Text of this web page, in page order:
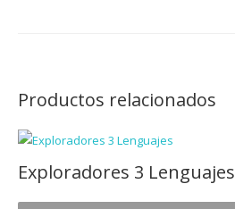
Productos relacionados
Exploradores 3 Lenguajes